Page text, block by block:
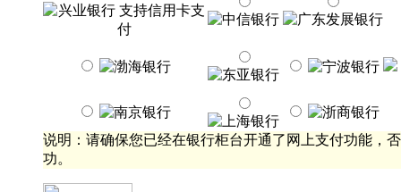
说明：请确保您已经在银行柜台开通了网上支付功能，
功。